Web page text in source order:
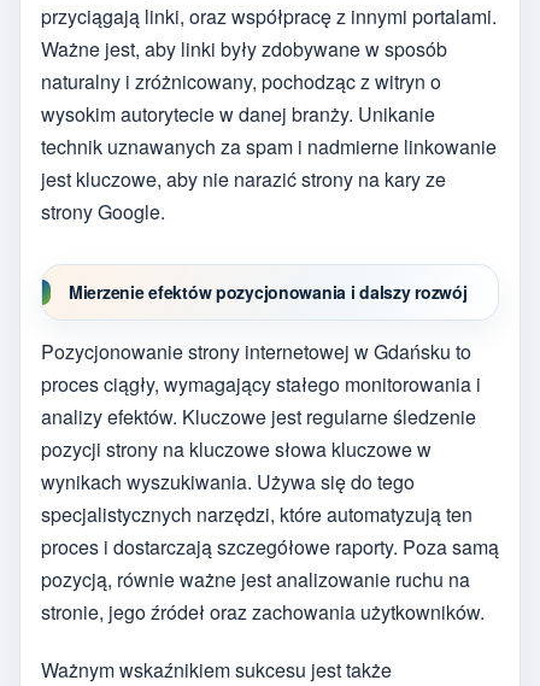
przyciągają linki, oraz współpracę z innymi portalami.
Ważne jest, aby linki były zdobywane w sposób
naturalny i zróżnicowany, pochodząc z witryn o
wysokim autorytecie w danej branży. Unikanie
technik uznawanych za spam i nadmierne linkowanie
jest kluczowe, aby nie narazić strony na kary ze
strony Google.
Mierzenie efektów pozycjonowania i dalszy rozwój
Pozycjonowanie strony internetowej w Gdańsku to
proces ciągły, wymagający stałego monitorowania i
analizy efektów. Kluczowe jest regularne śledzenie
pozycji strony na kluczowe słowa kluczowe w
wynikach wyszukiwania. Używa się do tego
specjalistycznych narzędzi, które automatyzują ten
proces i dostarczają szczegółowe raporty. Poza samą
pozycją, równie ważne jest analizowanie ruchu na
stronie, jego źródeł oraz zachowania użytkowników.
Ważnym wskaźnikiem sukcesu jest także